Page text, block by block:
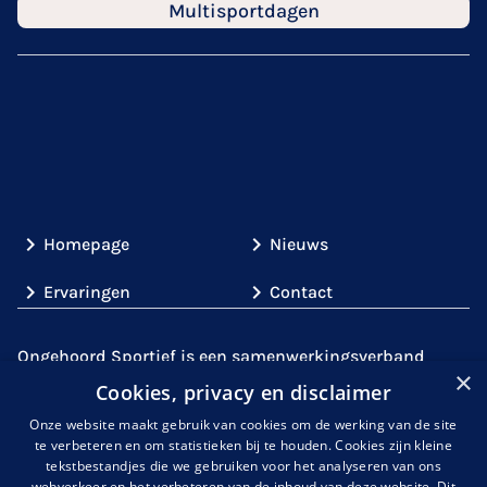
Multisportdagen
Homepage
Ervaringen
Nieuws
Contact
Ongehoord Sportief is een samenwerkingsverband
tussen partijen uit de sport (
Gehandicaptensport
KNDSB NOC*NSF
expertise over doof- en slechthorendheid,
zoalsKentalis. Gezamenlijk gaan wij de uitdaging aan
×
Cookies, privacy en disclaimer
Onze website maakt gebruik van cookies om de werking van de site
te verbeteren en om statistieken bij te houden. Cookies zijn kleine
tekstbestandjes die we gebruiken voor het analyseren van ons